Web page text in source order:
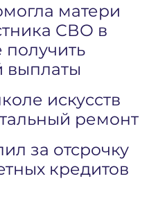
матери
СВО в
выплаты
искусств
ремонт
за отсрочку
кредитов